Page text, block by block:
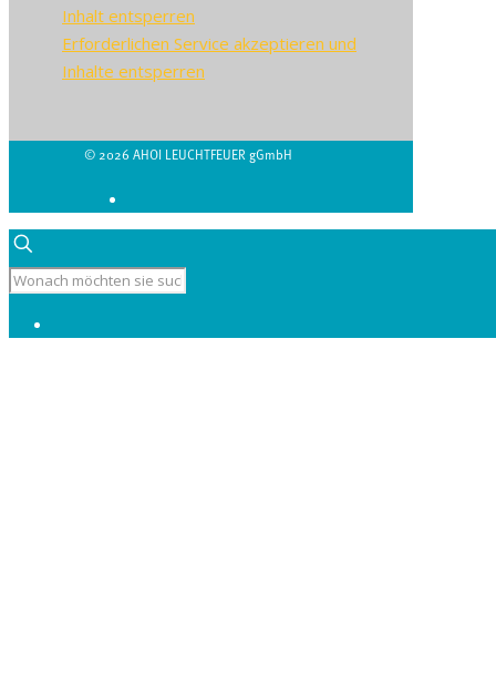
Inhalt entsperren
Erforderlichen Service akzeptieren und
Inhalte entsperren
© 2026 AHOI LEUCHTFEUER gGmbH